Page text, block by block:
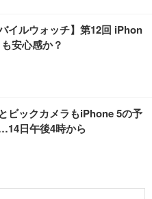
高さ84～96cm テレワーク 在宅
点保証 | 日本メーカー)
イルウォッチ】第12回 iPhon
安心感か？
ビックカメラもiPhone 5の予
日午後4時から